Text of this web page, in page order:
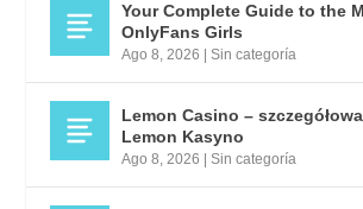
Your Complete Guide to the
OnlyFans Girls
Ago 8, 2026 |Sin categoría
Lemon Casino –
Lemon Kasyno
Ago 8, 2026 |Sin categoría